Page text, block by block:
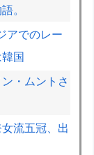
。
アでのレー
国
・ムントさ
流五冠、出